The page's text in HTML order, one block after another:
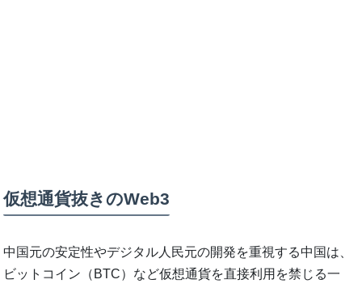
仮想通貨抜きのWeb3
中国元の安定性やデジタル人民元の開発を重視する中国は、
ビットコイン（BTC）など仮想通貨を直接利用を禁じる一